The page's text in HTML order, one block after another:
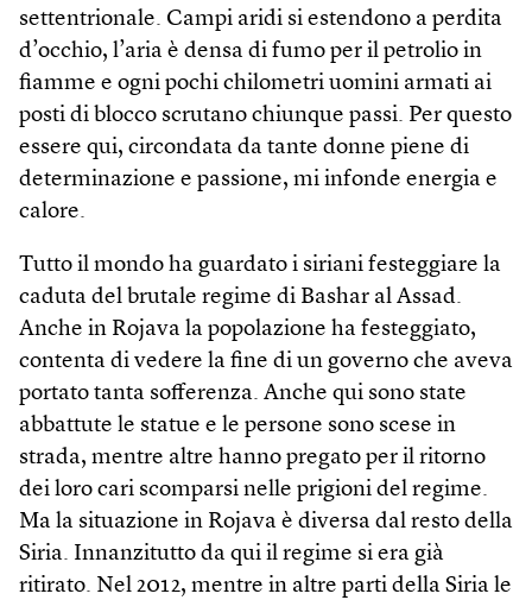
settentrionale. Campi aridi si estendono a perdita
d’occhio, l’aria è densa di fumo per il petrolio in
fiamme e ogni pochi chilometri uomini armati ai
posti di blocco scrutano chiunque passi. Per questo
essere qui, circondata da tante donne piene di
determinazione e passione, mi infonde energia e
calore.
Tutto il mondo ha guardato i siriani festeggiare la
caduta del brutale regime di Bashar al Assad.
Anche in Rojava la popolazione ha festeggiato,
contenta di vedere la fine di un governo che aveva
portato tanta sofferenza. Anche qui sono state
abbattute le statue e le persone sono scese in
strada, mentre altre hanno pregato per il ritorno
dei loro cari scomparsi nelle prigioni del regime.
Ma la situazione in Rojava è diversa dal resto della
Siria. Innanzitutto da qui il regime si era già
ritirato. Nel 2012, mentre in altre parti della Siria le